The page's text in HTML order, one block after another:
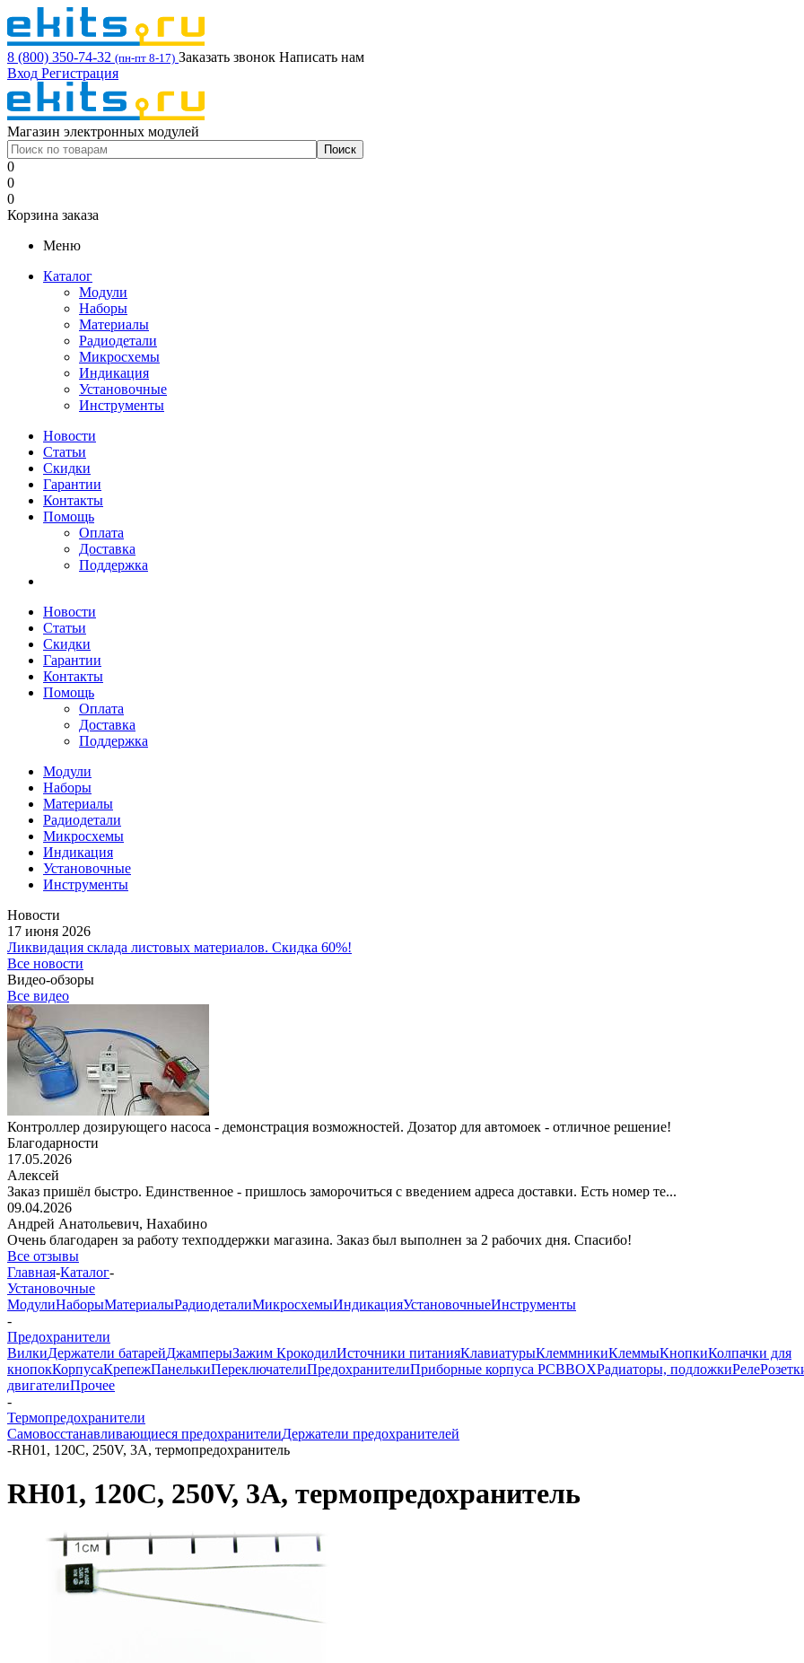
8 (800) 350-74-32 (пн-пт 8-17) Заказать звонок Написать нам
Вход Регистрация
Магазин электронных модулей
0
0
0
Корзина заказа
Меню
Каталог
Модули
Наборы
Материалы
Радиодетали
Микросхемы
Индикация
Установочные
Инструменты
Новости
Статьи
Скидки
Гарантии
Контакты
Помощь
Оплата
Доставка
Поддержка
Новости
Статьи
Скидки
Гарантии
Контакты
Помощь
Оплата
Доставка
Поддержка
Модули
Наборы
Материалы
Радиодетали
Микросхемы
Индикация
Установочные
Инструменты
Новости
17 июня 2026
Ликвидация склада листовых материалов. Скидка 60%!
Все новости
Видео-обзоры
Все видео
Контроллер дозирующего насоса - демонстрация возможностей. Дозатор для автомоек - отличное решение!
Благодарности
17.05.2026
Алексей
Заказ пришёл быстро. Единственное - пришлось заморочиться с введением адреса доставки. Есть номер те...
09.04.2026
Андрей Анатольевич, Нахабино
Очень благодарен за работу техподдержки магазина. Заказ был выполнен за 2 рабочих дня. Спасибо!
Все отзывы
Главная-Каталог-
Установочные
МодулиНаборыМатериалыРадиодеталиМикросхемыИндикацияУстановочныеИнструменты
-
Предохранители
ВилкиДержатели батарейДжамперыЗажим КрокодилИсточники питанияКлавиатурыКлеммникиКлеммыКнопкиКолпачки для
кнопокКорпусаКрепежПанелькиПереключателиПредохранителиПриборные корпуса PCBBOXРадиаторы, подложкиРеле
двигателиПрочее
-
Термопредохранители
Самовосстанавливающиеся предохранителиДержатели предохранителей
-RH01, 120C, 250V, 3A, термопредохранитель
RH01, 120C, 250V, 3A, термопредохранитель